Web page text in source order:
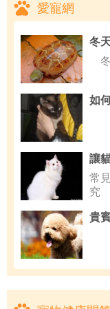
愛寵網
冬
冬
如
常
究
貴